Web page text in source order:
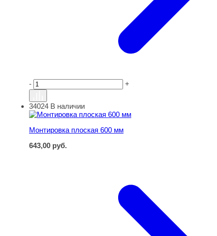
- +
Монтировка плоская 600 мм
34024 В наличии
Монтировка плоская 600 мм
643,00 руб.